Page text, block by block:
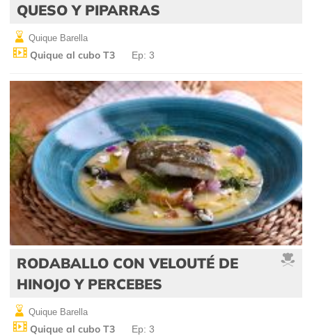
QUESO Y PIPARRAS
Quique Barella
Quique al cubo T3 Ep: 3
RODABALLO CON VELOUTÉ DE
HINOJO Y PERCEBES
Quique Barella
Quique al cubo T3 Ep: 3